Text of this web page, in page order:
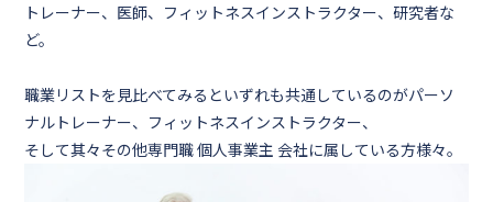
トレーナー、医師、フィットネスインストラクター、研究者な
ど。
職業リストを見比べてみるといずれも共通しているのがパーソ
ナルトレーナー、フィットネスインストラクター、
そして其々その他専門職 個人事業主 会社に属している方様々。